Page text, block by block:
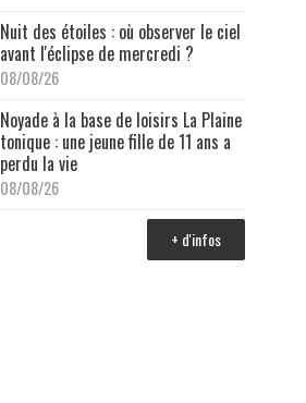
Nuit des étoiles : où observer le ciel
avant l'éclipse de mercredi ?
08/08/26
Noyade à la base de loisirs La Plaine
tonique : une jeune fille de 11 ans a
perdu la vie
08/08/26
+ d'infos